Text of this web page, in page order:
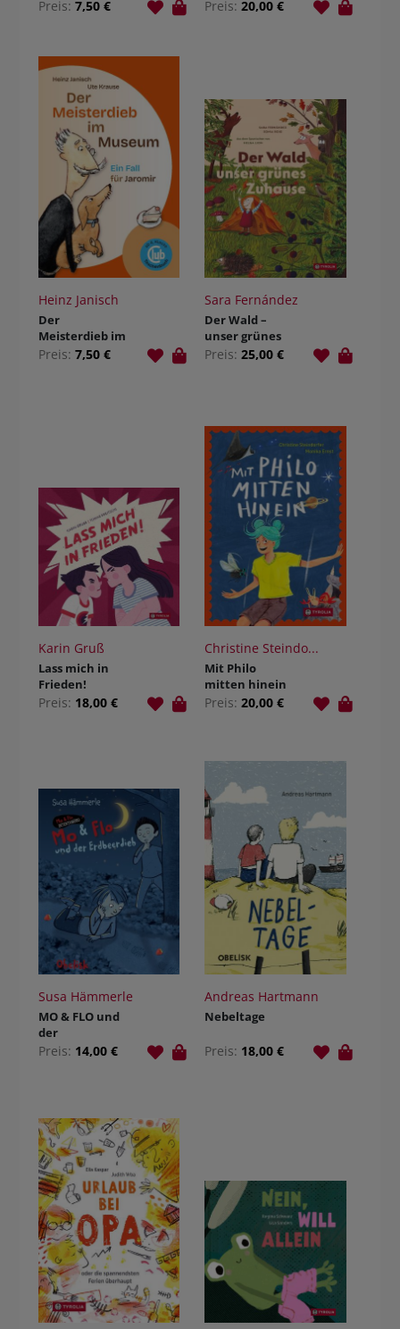
Preis: 7,50 € chichte
Preis: 20,00 €
Heinz Janisch
Der
Meisterdieb im
Museum
Preis: 7,50 €
Sara Fernández
Der Wald –
unser grünes
Zuhause
Preis: 25,00 €
Karin Gruß
Lass mich in
Frieden!
Preis: 18,00 €
Christine Steindo...
Mit Philo
mitten hinein
Preis: 20,00 €
Susa Hämmerle
MO & FLO und
der
Erdbeerdieb
Preis: 14,00 €
Andreas Hartmann
Nebeltage
Preis: 18,00 €